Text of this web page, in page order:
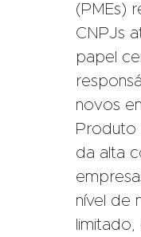
(PMEs)
CNPJs
papel
novos
Produto
da alta
nível de